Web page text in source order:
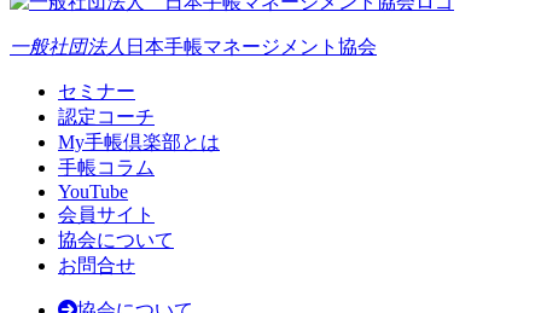
一般社団法人 日本手帳マネージメント協会
セミナー
認定コーチ
My手帳倶楽部とは
手帳コラム
YouTube
会員サイト
協会について
お問合せ